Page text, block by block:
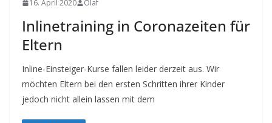
16. April 2020 Olaf
Inlinetraining in Coronazeiten für
Eltern
Inline-Einsteiger-Kurse fallen leider derzeit aus. Wir
möchten Eltern bei den ersten Schritten ihrer Kinder
jedoch nicht allein lassen mit dem